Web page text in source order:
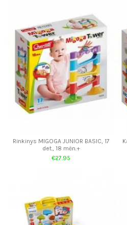
Rinkinys MIGOGA JUNIOR BASIC, 17
det., 18 mėn.+
€27.95